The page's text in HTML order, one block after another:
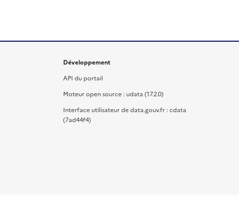
Développement
API du portail
Moteur open source : udata (17.2.0)
Interface utilisateur de data.gouv.fr : cdata
(7ad44f4)